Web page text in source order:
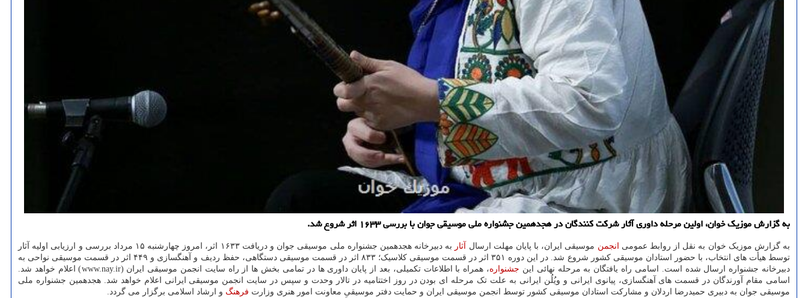
به گزارش موزیک خوان، اولین مرحله داوری آثار شرکت کنندگان در هجدهمین جشنواره ملی موسیقی جوان با بررسی ۱۶۳۳ اثر شروع شد.
به گزارش موزیک خوان به نقل از روابط عمومی انجمن موسیقی ایران، با پایان مهلت ارسال آثار
به دبیرخانه هجدهمین جشنواره ملی موسیقی جوان و دریافت ۱۶۳۳ اثر، امروز چهارشنبه ۱۵ مرداد بررسی و ارزیابی اولیه آثار
توسط هیأت های انتخاب، با حضور استادان موسیقی کشور شروع شد. در این دوره ۳۵۱ اثر در قسمت موسیقی کلاسیک؛ ۸۳۳ اثر در قسمت موسیقی دستگاهی، حفظ ردیف و آهنگسازی و ۴۴۹ اثر در قسمت موسیقی نواحی به
دبیرخانه جشنواره ارسال شده است. اسامی راه یافتگان به مرحله نهائی این جشنواره
، همراه با اطلاعات تکمیلی، بعد از پایان داوری ها در تمامی بخش ها از راه سایت انجمن موسیقی ایران (www.nay.ir) اعلام خواهد شد.
اسامی مقام آورندگان در قسمت های آهنگسازی، پیانوی ایرانی و ویُلُن ایرانی به علت تک مرحله ای بودن در روز اختتامیه در تالار وحدت و سپس در سایت انجمن موسیقی ایرانی اعلام خواهد شد. هجدهمین جشنواره ملی
موسیقی جوان به دبیری حمیدرضا اردلان و مشارکت استادان موسیقی کشور توسط انجمن موسیقی ایران و حمایت دفتر موسیقیِ معاونت امور هنری وزارت فرهنگ و ارشاد اسلامی برگزار می گردد.